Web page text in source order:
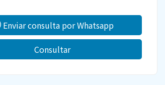
Enviar consulta por Whatsapp
Consultar